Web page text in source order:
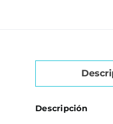
cantidad
Descripción